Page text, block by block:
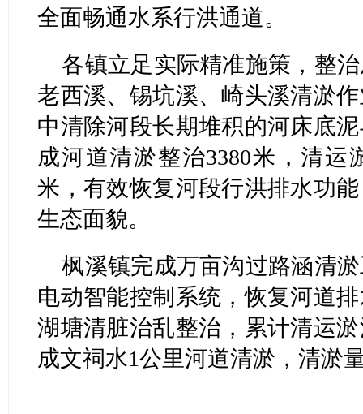
全面畅通水系行洪通道。
各镇立足实际精准施策，整
老西溪、锡坑溪、崎头溪清淤
中清除河段长期堆积的河床底
成河道清淤整治3380米，清运
米，有效恢复河段行洪排水功
生态面貌。
枫溪镇完成万亩沟过路涵清
电动智能控制系统，恢复河道
湖塘清脏治乱整治，累计清运
成文祠水1公里河道清淤，清淤